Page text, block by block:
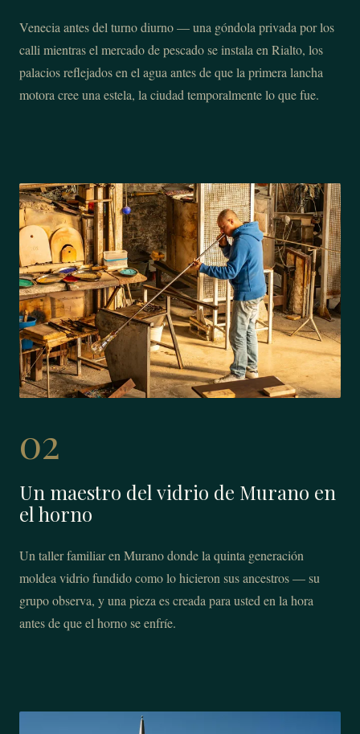
Venecia antes del turno diurno — una góndola privada por los
calli mientras el mercado de pescado se instala en Rialto, los
palacios reflejados en el agua antes de que la primera lancha
motora cree una estela, la ciudad temporalmente lo que fue.
02
Un maestro del vidrio de Murano en
el horno
Un taller familiar en Murano donde la quinta generación
moldea vidrio fundido como lo hicieron sus ancestros — su
grupo observa, y una pieza es creada para usted en la hora
antes de que el horno se enfríe.